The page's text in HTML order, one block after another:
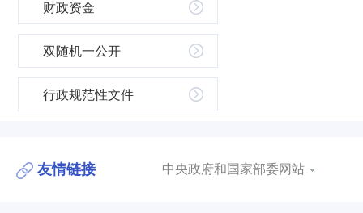
财政资金
双随机一公开
行政规范性文件
友情链接 中央政府和国家部委网站